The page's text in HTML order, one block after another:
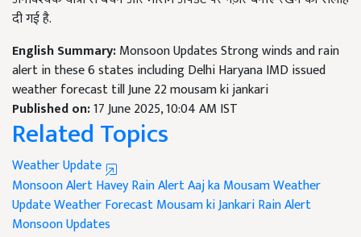
दी गई है.
English Summary:Monsoon Updates Strong winds and rain
alert in these 6 states including Delhi Haryana IMD issued
weather forecast till June 22 mousam ki jankari
Published on:17 June 2025, 10:04 AM IST
Related Topics
Weather Update
Monsoon AlertHavey Rain AlertAaj ka MousamWeather
UpdateWeather ForecastMousam ki JankariRain Alert
Monsoon Updates